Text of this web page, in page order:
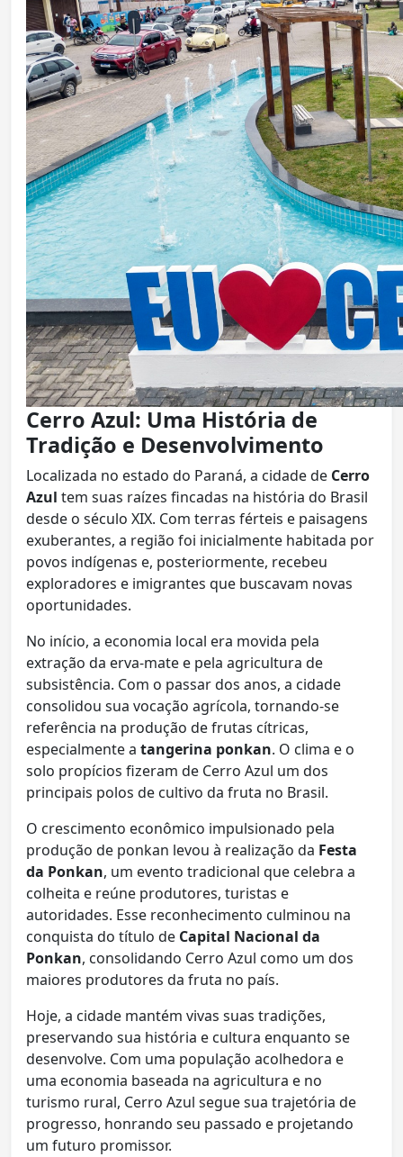
Cerro Azul: Uma História de
Tradição e Desenvolvimento
Localizada no estado do Paraná, a cidade de Cerro
Azul tem suas raízes fincadas na história do Brasil
desde o século XIX. Com terras férteis e paisagens
exuberantes, a região foi inicialmente habitada por
povos indígenas e, posteriormente, recebeu
exploradores e imigrantes que buscavam novas
oportunidades.
No início, a economia local era movida pela
extração da erva-mate e pela agricultura de
subsistência. Com o passar dos anos, a cidade
consolidou sua vocação agrícola, tornando-se
referência na produção de frutas cítricas,
especialmente a tangerina ponkan. O clima e o
solo propícios fizeram de Cerro Azul um dos
principais polos de cultivo da fruta no Brasil.
O crescimento econômico impulsionado pela
produção de ponkan levou à realização da Festa
da Ponkan, um evento tradicional que celebra a
colheita e reúne produtores, turistas e
autoridades. Esse reconhecimento culminou na
conquista do título de Capital Nacional da
Ponkan, consolidando Cerro Azul como um dos
maiores produtores da fruta no país.
Hoje, a cidade mantém vivas suas tradições,
preservando sua história e cultura enquanto se
desenvolve. Com uma população acolhedora e
uma economia baseada na agricultura e no
turismo rural, Cerro Azul segue sua trajetória de
progresso, honrando seu passado e projetando
um futuro promissor.